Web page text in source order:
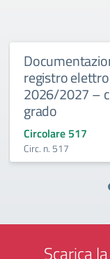
registro
2026/2027 –
grado
Circolare 517
Circ. n. 517
Scarica